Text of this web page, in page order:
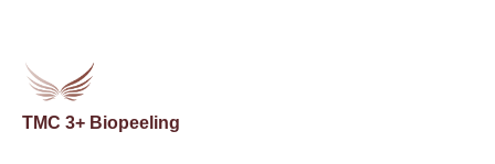
TMC 3+ Biopeeling